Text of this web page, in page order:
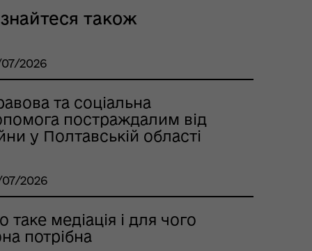
також
2026
та соціальна
постраждалим від
у Полтавській області
2026
таке медіація і для чого
потрібна